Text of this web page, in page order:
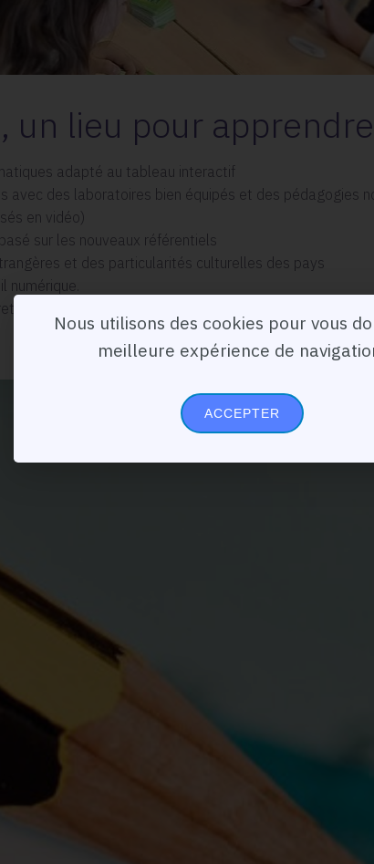
un lieu pour
adapté au tableau interactif
avec des laboratoires bien équipés et des pédagogies
en vidéo)
sur les nouveaux référentiels
et des particularités culturelles des pays
numérique.
agréable et aéré à seulement 5 minutes à pied de
Nous utilisons des cookies pour vous
meilleure expérience de
ACCEPTER